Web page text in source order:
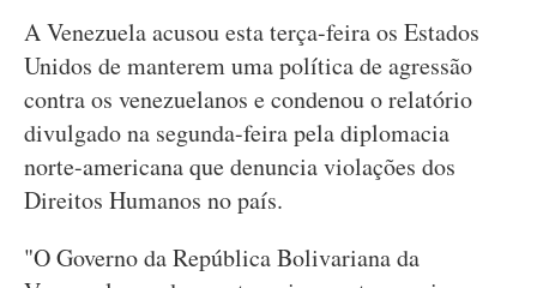
A Venezuela acusou esta terça-feira os Estados
Unidos de manterem uma política de agressão
contra os venezuelanos e condenou o relatório
divulgado na segunda-feira pela diplomacia
norte-americana que denuncia violações dos
Direitos Humanos no país.
"O Governo da República Bolivariana da